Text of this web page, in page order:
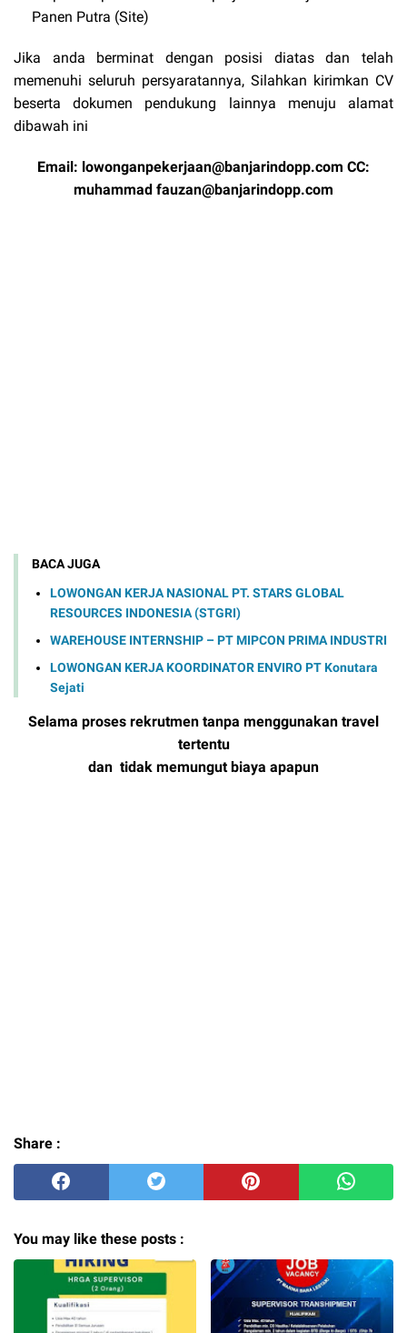
Panen Putra (Site)
Jika anda berminat dengan posisi diatas dan telah
memenuhi seluruh persyaratannya, Silahkan kirimkan CV
beserta dokumen pendukung lainnya menuju alamat
dibawah ini
Email: lowonganpekerjaan@banjarindopp.com CC:
muhammad fauzan@banjarindopp.com
BACA JUGA
LOWONGAN KERJA NASIONAL PT. STARS GLOBAL
RESOURCES INDONESIA (STGRI)
WAREHOUSE INTERNSHIP – PT MIPCON PRIMA INDUSTRI
LOWONGAN KERJA KOORDINATOR ENVIRO PT Konutara
Sejati
Selama proses rekrutmen tanpa menggunakan travel
tertentu
dan tidak memungut biaya apapun
Share :
You may like these posts :